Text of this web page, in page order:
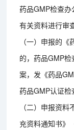
药品GMP检查
有关资料进行审
（一）申报的
的，药品GMP
案，发《药品
药品GMP认证检
（二）申报资
充资料通知书》